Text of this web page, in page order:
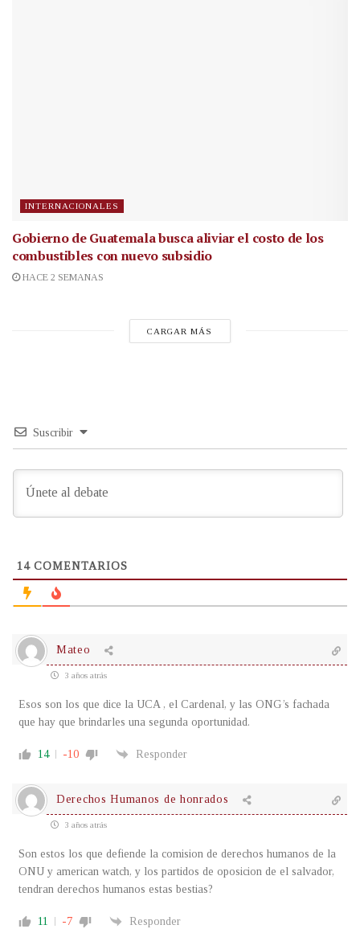
INTERNACIONALES
Gobierno de Guatemala busca aliviar el costo de los
combustibles con nuevo subsidio
HACE 2 SEMANAS
CARGAR MÁS
Suscribir
14COMENTARIOS
Mateo
3 años atrás
Esos son los que dice la UCA , el Cardenal, y las ONG’s fachada
que hay que brindarles una segunda oportunidad.
14 -10 Responder
Derechos Humanos de honrados
3 años atrás
Son estos los que defiende la comision de derechos humanos de la
ONU y american watch, y los partidos de oposicion de el salvador,
tendran derechos humanos estas bestias?
11 -7 Responder